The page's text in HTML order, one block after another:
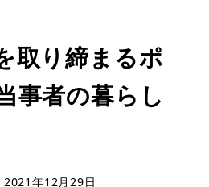
取り締まるポ
事者の暮らし
2021年12月29日